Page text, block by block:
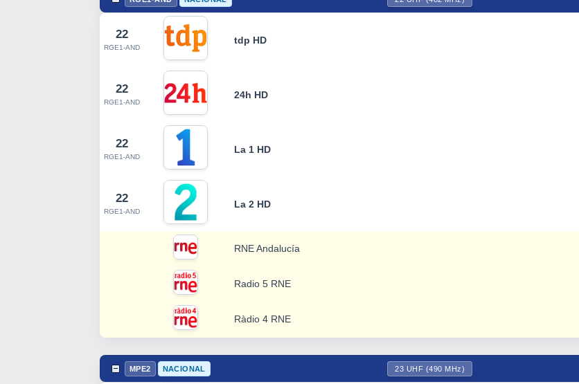
22
RGE1-AND
tdp HD
22
RGE1-AND
24h HD
22
RGE1-AND
La 1 HD
22
RGE1-AND
La 2 HD
RNE Andalucía
Radio 5 RNE
Ràdio 4 RNE
MPE2 NACIONAL 23 UHF (490 MHz)